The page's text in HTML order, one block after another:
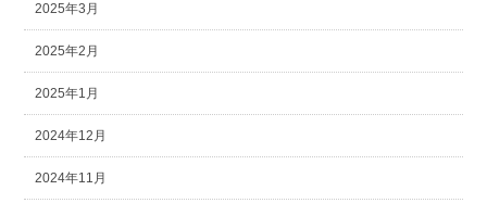
2025年3月
2025年2月
2025年1月
2024年12月
2024年11月